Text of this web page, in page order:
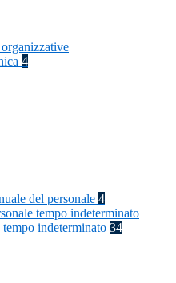
4
del personale 4
tempo indeterminato
tempo indeterminato 34